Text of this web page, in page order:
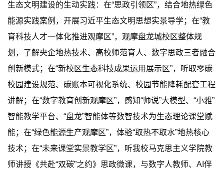
生态文明建设的生动实践：在“思政引领区”，结合地热绿色
能源实践案例，开展习近平生态文明思想实景导学；在“教
育科技人才一体化推进观摩区”，观摩盘龙城校区整体规
划，了解央企地热技术、高校师范育人、数字思政三者融合
创新模式；在“新校区生态科技成果运用展示区”，听取零碳
校园建设规范、碳账本可视化系统、校园节能降耗配套工程
讲解；在“数字教育创新观摩区”，感知“师说”大模型、“小雅”
智能教学平台、“盘龙”智能体等数智技术为生态理论课堂赋
能；在“绿色能源生产观摩区”，体验“取热不取水”地热核心
技术；在“未来课堂实景教学区”，听我校马克思主义学院教
师讲授《共赴“双碳”之约》思政微课，与数字人教师、AI伴